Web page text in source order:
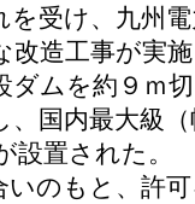
受け、九州
改造工事が実
ムを約９ｍ
国内最大級
置された。
いのもと、許